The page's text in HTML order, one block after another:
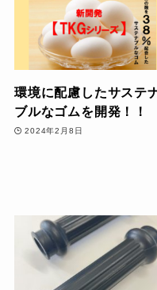
環境に配慮したサステ
ブルなゴムを開発！！
2024年2月8日